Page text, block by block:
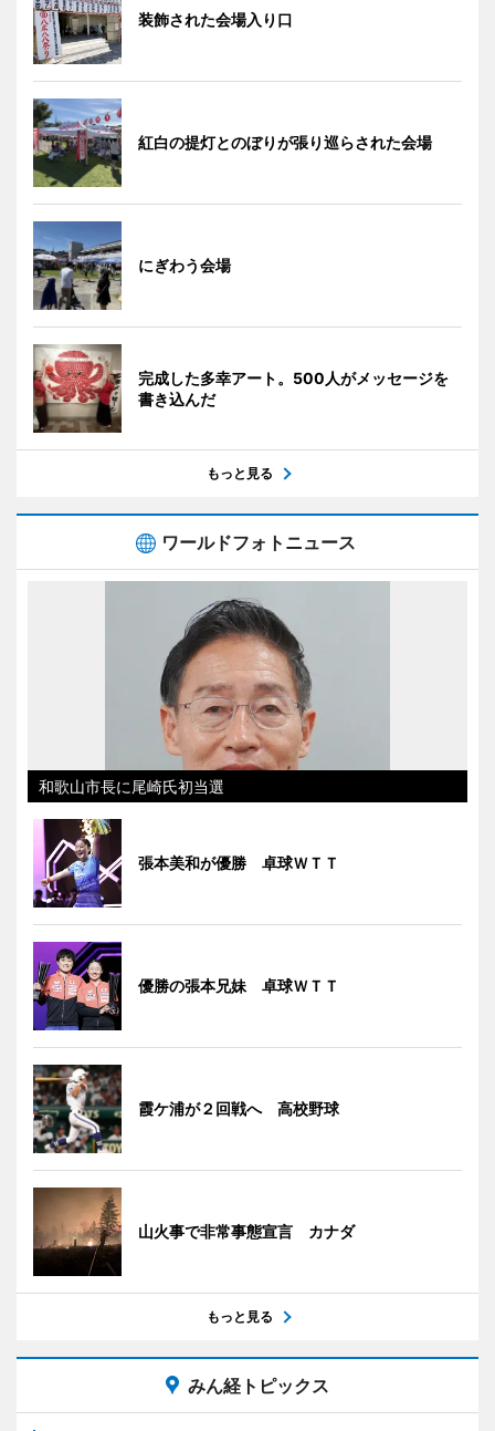
装飾された会場入り口
紅白の提灯とのぼりが張り巡らされた会場
にぎわう会場
完成した多幸アート。500人がメッセージを
書き込んだ
もっと見る
ワールドフォトニュース
和歌山市長に尾崎氏初当選
張本美和が優勝 卓球ＷＴＴ
優勝の張本兄妹 卓球ＷＴＴ
霞ケ浦が２回戦へ 高校野球
山火事で非常事態宣言 カナダ
もっと見る
みん経トピックス